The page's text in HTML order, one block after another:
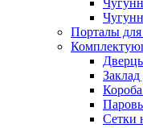
Порталы для
Сетки